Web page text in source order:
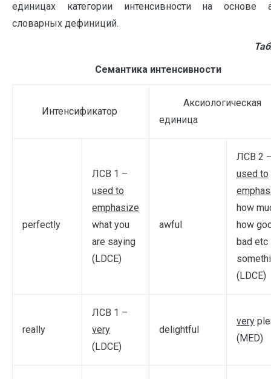
единицах категории интенсивности на основе
словарных дефиниций.
Семантика интенсивности
Интенсификатор
Аксиологическая
единица
perfectly
ЛСВ 1 –
used to
emphasize
what you
are saying
(LDCE)
awful
ЛСВ 2
used to
how
how
bad etc
(LDCE)
really
ЛСВ 1 –
very
(LDCE)
delightful
very
(MED)